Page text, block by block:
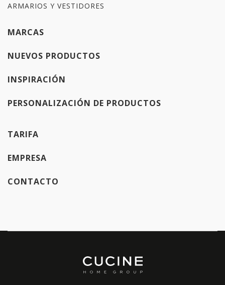
ARMARIOS Y VESTIDORES
MARCAS
NUEVOS PRODUCTOS
INSPIRACIÓN
PERSONALIZACIÓN DE PRODUCTOS
TARIFA
EMPRESA
CONTACTO